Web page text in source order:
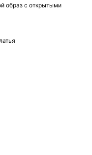
образ с открытыми